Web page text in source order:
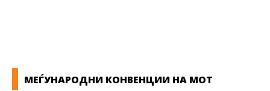
МЕЃУНАРОДНИ КОНВЕНЦИИ НА МОТ